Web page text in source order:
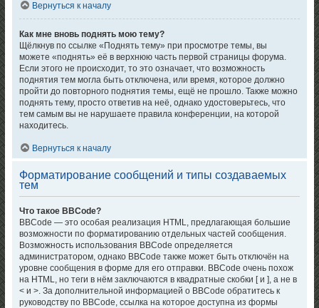
Вернуться к началу
Как мне вновь поднять мою тему?
Щёлкнув по ссылке «Поднять тему» при просмотре темы, вы
можете «поднять» её в верхнюю часть первой страницы форума.
Если этого не происходит, то это означает, что возможность
поднятия тем могла быть отключена, или время, которое должно
пройти до повторного поднятия темы, ещё не прошло. Также можно
поднять тему, просто ответив на неё, однако удостоверьтесь, что
тем самым вы не нарушаете правила конференции, на которой
находитесь.
Вернуться к началу
Форматирование сообщений и типы создаваемых
тем
Что такое BBCode?
BBCode — это особая реализация HTML, предлагающая большие
возможности по форматированию отдельных частей сообщения.
Возможность использования BBCode определяется
администратором, однако BBCode также может быть отключён на
уровне сообщения в форме для его отправки. BBCode очень похож
на HTML, но теги в нём заключаются в квадратные скобки [ и ], а не в
< и >. За дополнительной информацией о BBCode обратитесь к
руководству по BBCode, ссылка на которое доступна из формы